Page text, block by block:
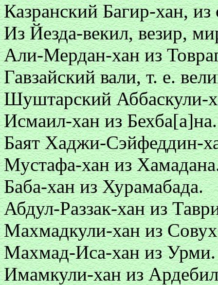
Казранский Багир-хан,
Из Йезда-векил, везир,
Али-Мердан-хан из
Гавзайский вали, т. е.
Шуштарский Аббаскули-
Исмаил-хан из Бехба[а]на.
Баят Хаджи-Сэйфеддин-
Мустафа-хан из
Баба-хан из Хурамабада.
Абдул-Раззак-хан из
Махмадкули-хан из
Махмад-Иса-хан из Урми.
Имамкули-хан из